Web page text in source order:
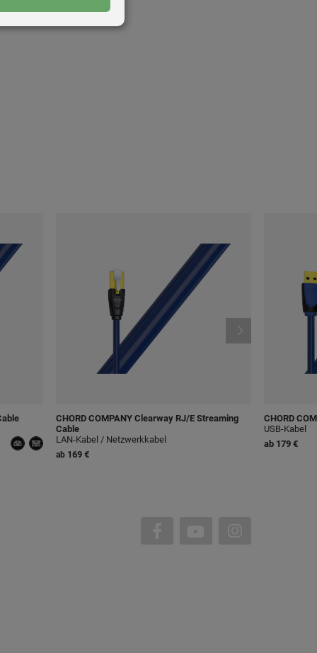
CHORD COMPANY Clearway RJ/E Streaming
Cable
LAN-Kabel / Netzwerkkabel
ab 169 €
CHORD
USB-Kabel
ab 179 €